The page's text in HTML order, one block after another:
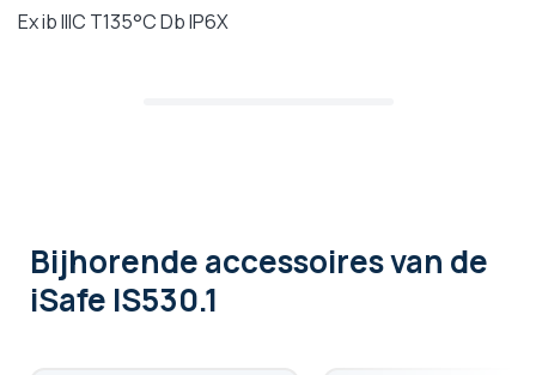
Ex ib IIIC T135°C Db IP6X
Bijhorende accessoiresvan de
iSafe IS530.1